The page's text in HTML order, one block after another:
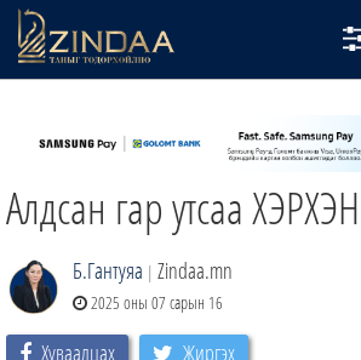
ТВ8
ӨГЛӨӨНИЙ СОНИН
АУДИО ЗОХИОЛ
ЗИНДАА СЭТГҮҮЛ
Алдсан гар утсаа
Б.Гантуяа | Zindaa.mn
2025 оны 07 сарын 16
Хуваалцах Жиргэх